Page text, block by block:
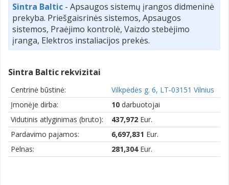
Sintra Baltic - Apsaugos sistemų įrangos didmeninė
prekyba. Priešgaisrinės sistemos, Apsaugos
sistemos, Praėjimo kontrolė, Vaizdo stebėjimo
įranga, Elektros instaliacijos prekės.
Sintra Baltic rekvizitai
Centrinė būstinė:
Vilkpėdės g. 6, LT-03151 Vilnius
Įmonėje dirba:
10 darbuotojai
Vidutinis atlyginimas (bruto):
437,972 Eur.
Pardavimo pajamos:
6,697,831 Eur.
Pelnas:
281,304Eur.